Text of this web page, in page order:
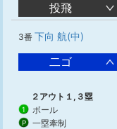
投飛
3番 下向 航(中)
二ゴ
２アウト１,３塁
1 ボール
P 一塁牽制